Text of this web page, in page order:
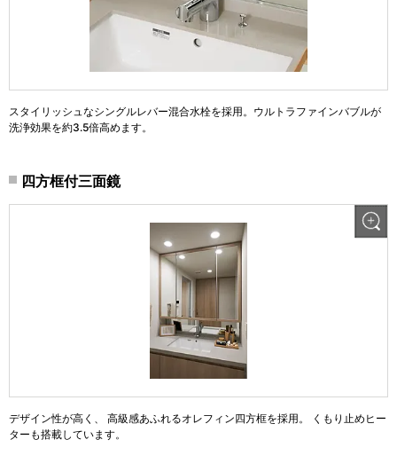
スタイリッシュなシングルレバー混合水栓を採用。ウルトラファインバブルが
洗浄効果を約3.5倍高めます。
四方框付三面鏡
デザイン性が高く、 高級感あふれるオレフィン四方框を採用。 くもり止めヒー
ターも搭載しています。